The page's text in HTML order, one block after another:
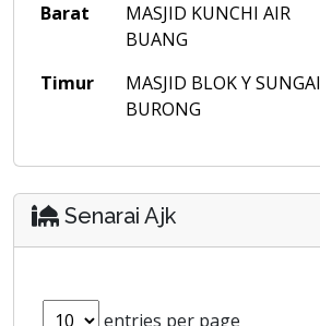
Barat
MASJID KUNCHI AIR
BUANG
Timur
MASJID BLOK Y SUNGAI
BURONG
Senarai Ajk
entries per page